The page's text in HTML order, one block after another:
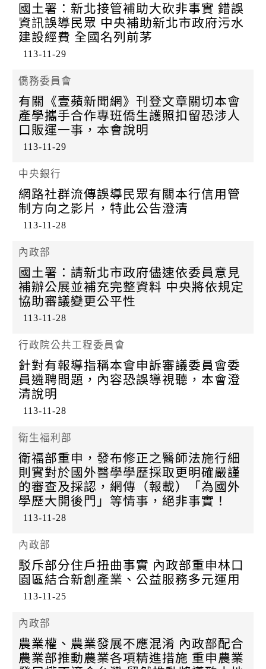
國土署：新北接管補助大砍非事實 錯誤
資訊誤導民眾 中央補助新北市政府污水
建設經費 全國名列前茅
113-11-29
僑務委員會
有關《壹蘋新聞網》刊登文章關切本會
產學攜手合作專班僑生護照扣留恐涉人
口販運一事，本會說明
113-11-29
中央銀行
網路社群流傳誤導民眾有關本行信用管
制方向之影片，特此公告澄清
113-11-28
內政部
國土署：請新北市政府儘速依委員意見
補辦公展並補充完整資料 中央將依規定
協助審議變更公平性
113-11-28
行政院公共工程委員會
針對有報導指稱本會申訴審議委員會委
員遴聘問題，內容恐誤導視聽，本會澄
清說明
113-11-28
衛生福利部
衛福部重申，發布修正之醫師法施行細
則實對於國外醫學學歷採取更明確嚴謹
的審查及採認，網傳（報載）「為國外
學歷大開後門」等情事，絕非事實！
113-11-28
內政部
駁斥部分住戶扭曲事實 內政部重申林口
園區結合新創產業、公益服務多元運用
113-11-25
內政部
農業權、農業發展不應混淆 內政部配合
農業部推動農業各項精進措施 重申農業